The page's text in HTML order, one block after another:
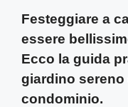
Festeggiare a
essere
Ecco la guida
giardino
condominio.